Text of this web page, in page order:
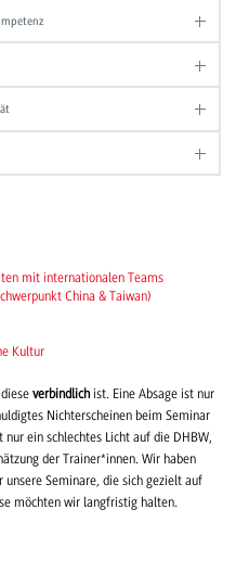
mit internationalen Teams
China & Taiwan)
Kultur
verbindlich ist. Eine Absage ist nur
Nichterscheinen beim Seminar
ein schlechtes Licht auf die DHBW,
der Trainer*innen. Wir haben
Seminare, die sich gezielt auf
möchten wir langfristig halten.